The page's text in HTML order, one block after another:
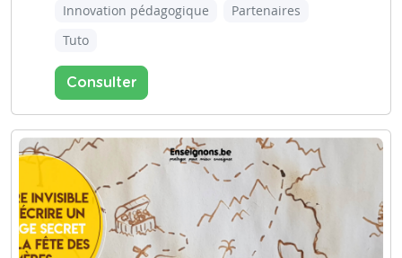
Innovation pédagogique
Partenaires
Tuto
Consulter